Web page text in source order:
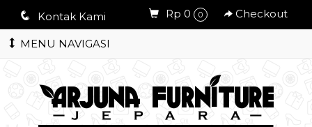
q Kontak Kami Rp 0 0 Checkout
MENU NAVIGASI